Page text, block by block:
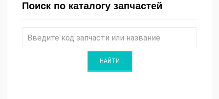
Поиск по каталогу запчастей